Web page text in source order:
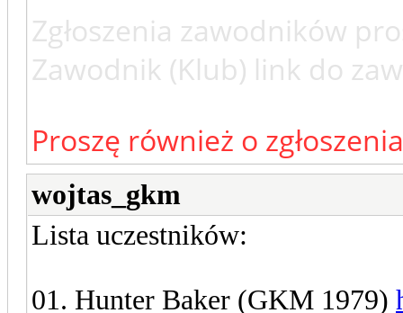
Zgłoszenia zawodników
Zawodnik (Klub) link do
Proszę również o
wojtas_gkm
Lista uczestników:
01. Hunter Baker (GKM 1979)